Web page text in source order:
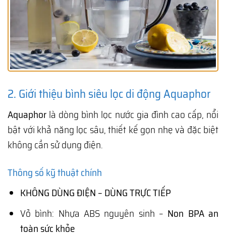
2. Giới thiệu bình siêu lọc di động Aquaphor
Aquaphor là dòng bình lọc nước gia đình cao cấp, nổi
bật với khả năng lọc sâu, thiết kế gọn nhẹ và đặc biệt
không cần sử dụng điện.
Thông số kỹ thuật chính
KHÔNG DÙNG ĐIỆN – DÙNG TRỰC TIẾP
Vỏ bình: Nhựa ABS nguyên sinh – Non BPA an
toàn sức khỏe